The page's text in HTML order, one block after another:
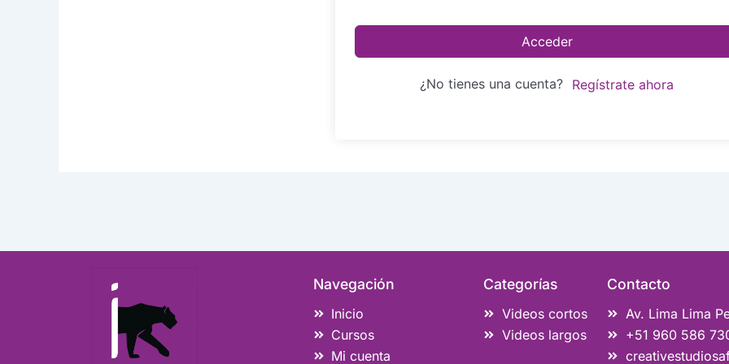
Acceder
¿No tienes una cuenta? Regístrate ahora
Navegación
Inicio
Cursos
Mi cuenta
Categorías
Videos cortos
Videos largos
Contacto
Av. Lima Lima
+51 960 586